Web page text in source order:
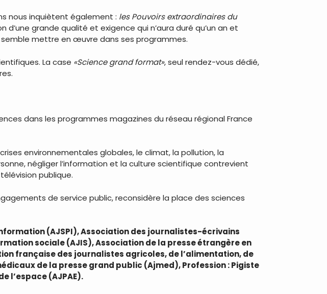
nous inquiètent également : les Pouvoirs extraordinaires du
d’une grande qualité et exigence qui n’aura duré qu’un an et
semble mettre en œuvre dans ses programmes.
La case «Science grand format», seul rendez-vous dédié,
dans les programmes magazines du réseau régional France
environnementales globales, le climat, la pollution, la
négliger l’information et la culture scientifique contrevient
publique.
de service public, reconsidère la place des sciences
(AJSPI), Association des journalistes-écrivains
sociale (AJIS), Association de la presse étrangère en
française des journalistes agricoles, de l’alimentation, de
de la presse grand public (Ajmed), Profession : Pigiste
l’espace (AJPAE).